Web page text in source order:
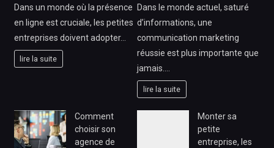
Dans un monde où la présence
en ligne est cruciale, les petites
entreprises doivent adopter…
lire la suite
Dans le monde actuel, saturé
d’informations, une
communication marketing
réussie est plus importante que
jamais.…
lire la suite
Comment
choisir son
agence de
Monter sa
petite
entreprise, les